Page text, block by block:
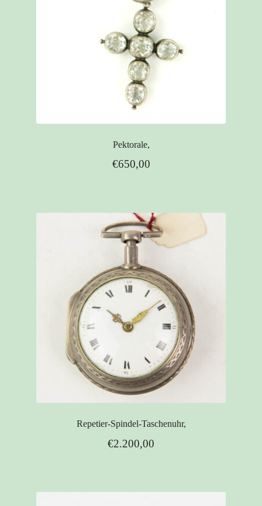
Pektorale,
€650,00
Repetier-Spindel-Taschenuhr,
€2.200,00